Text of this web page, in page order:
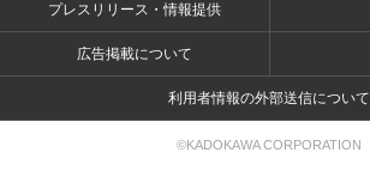
プレスリリース・情報提供
広告掲載について
利用者情報の外部送信について
©KADOKAWA CORPORATION